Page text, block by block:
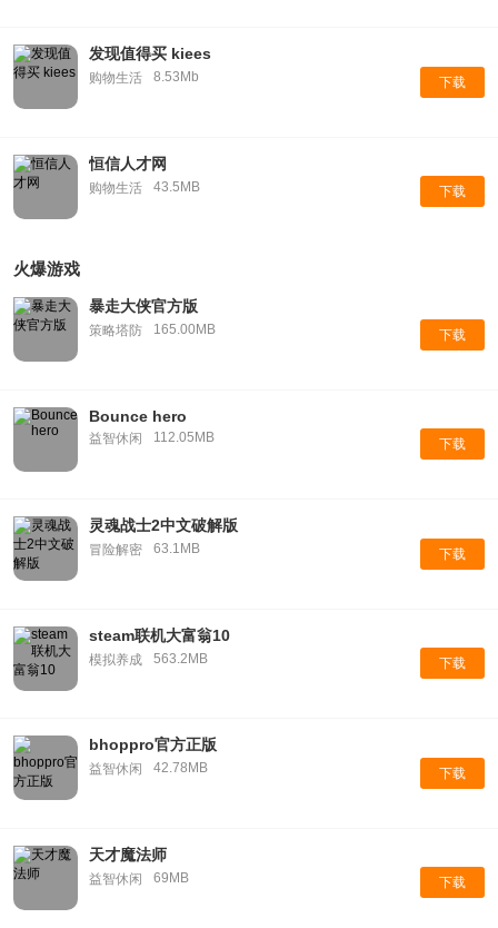
发现值得买 kiees
购物生活 8.53Mb 下载
恒信人才网
购物生活 43.5MB 下载
火爆游戏
暴走大侠官方版
策略塔防 165.00MB 下载
Bounce hero
益智休闲 112.05MB 下载
灵魂战士2中文破解版
冒险解密 63.1MB 下载
steam联机大富翁10
模拟养成 563.2MB 下载
bhoppro官方正版
益智休闲 42.78MB 下载
天才魔法师
益智休闲 69MB 下载